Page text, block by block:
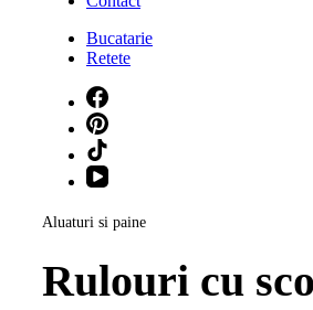
Bucatarie
Retete
Aluaturi si paine
Rulouri cu